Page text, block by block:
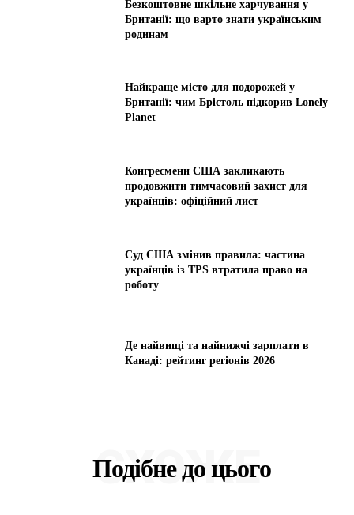
Безкоштовне шкільне харчування у
Британії: що варто знати українським
родинам
Найкраще місто для подорожей у
Британії: чим Брістоль підкорив Lonely
Planet
Конгресмени США закликають
продовжити тимчасовий захист для
українців: офіційний лист
Суд США змінив правила: частина
українців із TPS втратила право на
роботу
Де найвищі та найнижчі зарплати в
Канаді: рейтинг регіонів 2026
Подібне до цього
СХОЖЕ